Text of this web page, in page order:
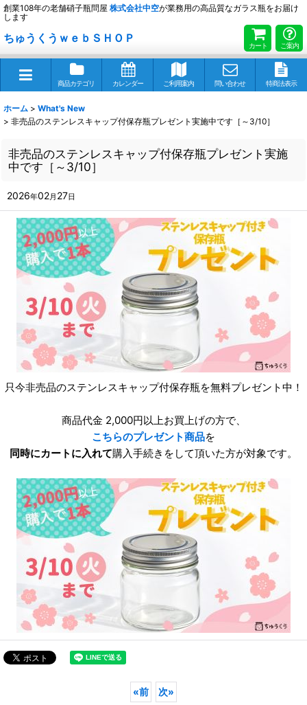
創業108年の老舗硝子瓶問屋 株式会社中空が業務用の高品質なガラス瓶をお届け
します
ちゅうくうｗｅｂＳＨＯＰ
カート ご案内
商品カテゴリ カレンダー ご利用案内 問い合わせ 特商法表示
ホーム > What's New
> 非売品のステンレスキャップ付保存瓶プレゼント実施中です［～3/10］
非売品のステンレスキャップ付保存瓶プレゼント実施
中です［～3/10］
2026年02月 27日
只今非売品のステンレスキャップ付保存瓶を無料プレゼント中！
商品代金 2,000円以上お買上げの方で、
こちらのプレゼント商品を
同時にカートに入れて購入手続きをして頂いた方が対象です。
«前 次»